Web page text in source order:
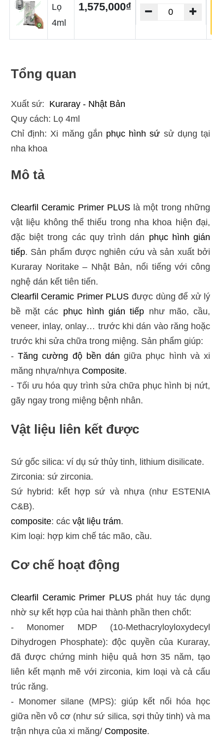
Lọ
4ml
1,575,000₫
Tổng quan
Xuất sứ: Kuraray - Nhật Bản
Quy cách: Lọ 4ml
Chỉ định: Xi măng gắn phục hình sứ sử dụng tại
nha khoa
Mô tả
Clearfil Ceramic Primer PLUSlà một trong những
vật liệu không thể thiếu trong nha khoa hiện đại,
đặc biệt trong các quy trình dán phục hình gián
tiếp. Sản phẩm được nghiên cứu và sản xuất bởi
Kuraray Noritake – Nhật Bản, nổi tiếng với công
nghệ dán kết tiên tiến.
Clearfil Ceramic Primer PLUS được dùng để xử lý
bề mặt các phục hình gián tiếp như mão, cầu,
veneer, inlay, onlay… trước khi dán vào răng hoặc
trước khi sửa chữa trong miệng. Sản phẩm giúp:
-Tăng cường độ bền dán giữa phục hình và xi
măng nhựa/nhựa Composite.
- Tối ưu hóa quy trình sửa chữa phục hình bị nứt,
gãy ngay trong miệng bệnh nhân.
Vật liệu liên kết được
Sứ gốc silica: ví dụ sứ thủy tinh, lithium disilicate.
Zirconia: sứ zirconia.
Sứ hybrid: kết hợp sứ và nhựa (như ESTENIA
C&B).
composite: các vật liệu trám.
Kim loại: hợp kim chế tác mão, cầu.
Cơ chế hoạt động
Clearfil Ceramic Primer PLUSphát huy tác dụng
nhờ sự kết hợp của hai thành phần then chốt:
- Monomer MDP (10-Methacryloyloxydecyl
Dihydrogen Phosphate): độc quyền của Kuraray,
đã được chứng minh hiệu quả hơn 35 năm, tạo
liên kết mạnh mẽ với zirconia, kim loại và cả cấu
trúc răng.
- Monomer silane (MPS): giúp kết nối hóa học
giữa nền vô cơ (như sứ silica, sợi thủy tinh) và ma
trận nhựa của xi măng/ Composite.